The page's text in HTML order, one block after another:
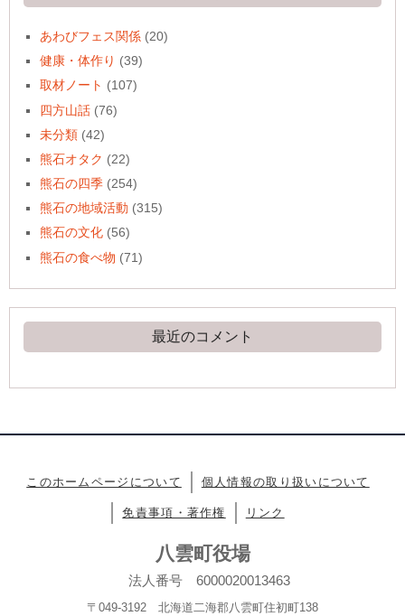
あわびフェス関係 (20)
健康・体作り (39)
取材ノート (107)
四方山話 (76)
未分類 (42)
熊石オタク (22)
熊石の四季 (254)
熊石の地域活動 (315)
熊石の文化 (56)
熊石の食べ物 (71)
最近のコメント
このホームページについて 個人情報の取り扱いについて
免責事項・著作権 リンク
八雲町役場
法人番号 6000020013463
〒049-3192 北海道二海郡八雲町住初町138